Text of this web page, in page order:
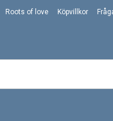
Roots of love Köpvillkor